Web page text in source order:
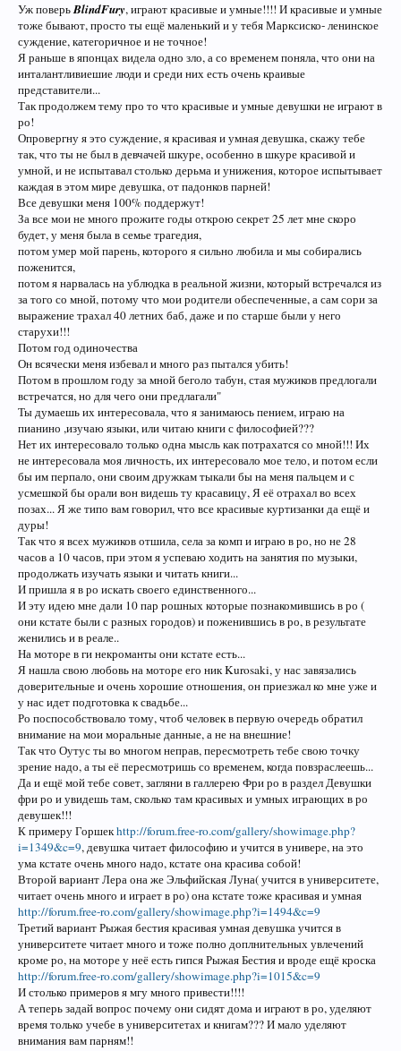
Уж поверьBlindFury, играют красивые и умные!!!! И красивые и умные
тоже бывают, просто ты ещё маленький и у тебя Марксиско- ленинское
суждение, категоричное и не точное!
Я раньше в японцах видела одно зло, а со временем поняла, что они на
инталантливиешие люди и среди них есть очень краивые
представители...
Так продолжем тему про то что красивые и умные девушки не играют в
ро!
Опровергну я это суждение, я красивая и умная девушка, скажу тебе
так, что ты не был в девчачей шкуре, особенно в шкуре красивой и
умной, и не испытавал столько дерьма и унижения, которое испытывает
каждая в этом мире девушка, от падонков парней!
Все девушки меня 100% поддержут!
За все мои не много прожите годы открою секрет 25 лет мне скоро
будет, у меня была в семье трагедия,
потом умер мой парень, которого я сильно любила и мы собирались
поженится,
потом я нарвалась на ублюдка в реальной жизни, который встречался из
за того со мной, потому что мои родители обеспеченные, а сам сори за
выражение трахал 40 летних баб, даже и по старше были у него
старухи!!!
Потом год одиночества
Он всячески меня избевал и много раз пытался убить!
Потом в прошлом году за мной беголо табун, стая мужиков предлогали
встречатся, но для чего они предлагали"
Ты думаешь их интересовала, что я занимаюсь пением, играю на
пианино ,изучаю языки, или читаю книги с философией???
Нет их интересовало только одна мысль как потрахатся со мной!!! Их
не интересовала моя личность, их интересовало мое тело, и потом если
бы им перпало, они своим дружкам тыкали бы на меня пальцем и с
усмешкой бы орали вон видешь ту красавицу, Я её отрахал во всех
позах... Я же типо вам говорил, что все красивые куртизанки да ещё и
дуры!
Так что я всех мужиков отшила, села за комп и играю в ро, но не 28
часов а 10 часов, при этом я успеваю ходить на занятия по музыки,
продолжать изучать языки и читать книги...
И пришла я в ро искать своего единственного...
И эту идею мне дали 10 пар рошных которые познакомившись в ро (
они кстате были с разных городов) и поженившись в ро, в результате
женились и в реале..
На моторе в ги некроманты они кстате есть...
Я нашла свою любовь на моторе его ник Kurosaki, у нас завязались
доверительные и очень хорошие отношения, он приезжал ко мне уже и
у нас идет подготовка к свадьбе...
Ро поспособствовало тому, чтоб человек в первую очередь обратил
внимание на мои моральные данные, а не на внешние!
Так что Оутус ты во многом неправ, пересмотреть тебе свою точку
зрение надо, а ты её пересмотришь со временем, когда повзраслеешь...
Да и ещё мой тебе совет, загляни в галлерею Фри ро в раздел Девушки
фри ро и увидешь там, сколько там красивых и умных играющих в ро
девушек!!!
К примеру Горшекhttp://forum.free-ro.com/gallery/showimage.php?
i=1349&c=9, девушка читает философию и учится в универе, на это
ума кстате очень много надо, кстате она красива собой!
Второй вариант Лера она же Эльфийская Луна( учится в университете,
читает очень много и играет в ро) она кстате тоже красивая и умная
http://forum.free-ro.com/gallery/showimage.php?i=1494&c=9
Третий вариант Рыжая бестия красивая умная девушка учится в
университете читает много и тоже полно доплнительных увлечений
кроме ро, на моторе у неё есть гипся Рыжая Бестия и вроде ещё кроска
http://forum.free-ro.com/gallery/showimage.php?i=1015&c=9
И столько примеров я мгу много привести!!!!
А теперь задай вопрос почему они сидят дома и играют в ро, уделяют
время только учебе в университетах и книгам??? И мало уделяют
внимания вам парням!!